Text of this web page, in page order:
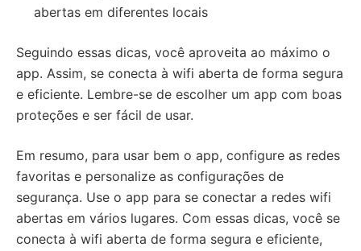
abertas em diferentes locais
Seguindo essas dicas, você aproveita ao máximo o
app. Assim, se conecta à wifi aberta de forma segura
e eficiente. Lembre-se de escolher um app com boas
proteções e ser fácil de usar.
Em resumo, para usar bem o app, configure as redes
favoritas e personalize as configurações de
segurança. Use o app para se conectar a redes wifi
abertas em vários lugares. Com essas dicas, você se
conecta à wifi aberta de forma segura e eficiente,